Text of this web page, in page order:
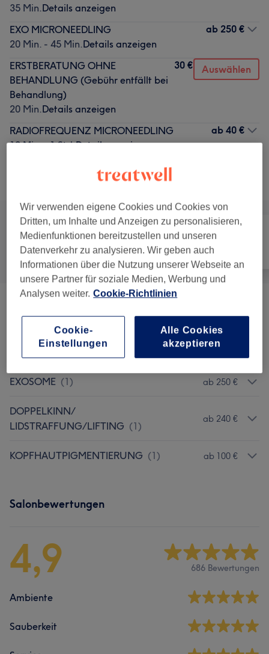
35 Min.Details anzeigen
EXO MICRONEEDLING
20 Min. - 45 Min.Details anzeigen
ab 250 €
ERSTBERATUNG OHNE
BEHANDLUNG (Gebühr entfällt bei
Behandlung)
20 Min.Details anzeigen
30 € Auswählen
RADIOFREQUENZ MICRONEEDLING
10 Min. - 1 Std.Details anzeigen
ab 40 €
Alle Gesicht
ab 30 €
1)
EXOSOME (1) ab 250 €
DOPPELKINN/
LIDSTRAFFUNG/LIFTING (1)
ab 240 €
KOPFHAUTPIGMENTIERUNG (1) ab 100 €
Salonbewertungen
4,9 686 Bewertungen
Ambiente
Sauberkeit
Wir verwenden eigene Cookies und Cookies von
Dritten, um Inhalte und Anzeigen zu personalisieren,
Medienfunktionen bereitzustellen und unseren
Datenverkehr zu analysieren. Wir geben auch
Informationen über die Nutzung unserer Webseite an
unsere Partner für soziale Medien, Werbung und
Analysen weiter. Cookie-Richtlinien
Cookie-
Einstellungen
Alle Cookies
akzeptieren